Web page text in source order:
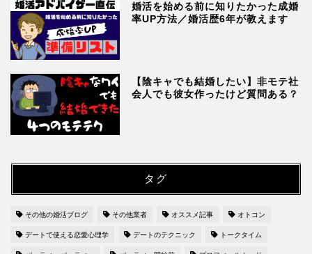
婚活を始める前に知りたかった成婚
率UP方法／婚活歴6年が教えます
【陰キャでも結婚したい】非モテ社
会人でも彼女作ったけど質問ある？
タグ
その他の婚活ブログ その他業者 オススメ記事 オトコン
デートで使える恋愛心理学 デートのテクニック トークタイム